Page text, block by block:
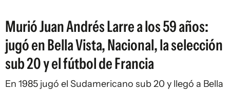
Murió Juan Andrés Larre a los 59 años:
jugó en Bella Vista, Nacional, la selección
sub 20 y el fútbol de Francia
En 1985 jugó el Sudamericano sub 20 y llegó a Bella